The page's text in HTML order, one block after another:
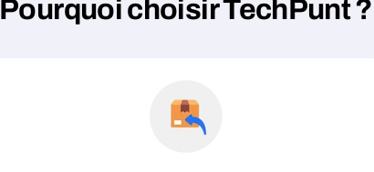
Pourquoi choisir TechPunt ?